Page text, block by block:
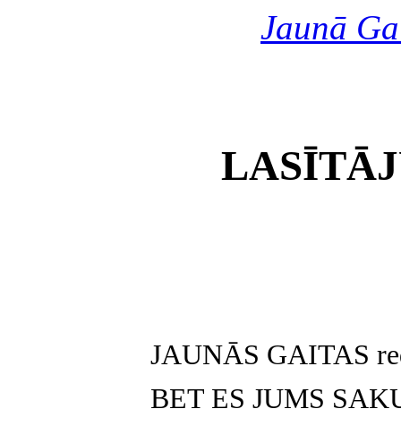
Jaunā
JAUNĀS GAITAS
BET ES JUMS